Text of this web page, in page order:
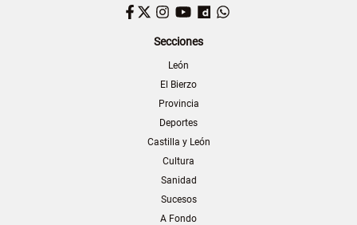
Facebook
TwitterInstagram
YouTubeDailymotion
Secciones
León
El Bierzo
Provincia
Deportes
Castilla y León
Cultura
Sanidad
Sucesos
A Fondo